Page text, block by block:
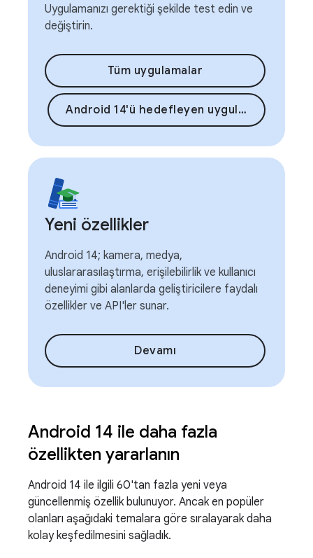
Uygulamanızı gerektiği şekilde test edin ve
değiştirin.
Tüm uygulamalar
Android 14'ü hedefleyen uygulamalar
Yeni özellikler
Android 14; kamera, medya,
uluslararasılaştırma, erişilebilirlik ve kullanıcı
deneyimi gibi alanlarda geliştiricilere faydalı
özellikler ve API'ler sunar.
Devamı
Android 14 ile daha fazla
özellikten yararlanın
Android 14 ile ilgili 60'tan fazla yeni veya
güncellenmiş özellik bulunuyor. Ancak en popüler
olanları aşağıdaki temalara göre sıralayarak daha
kolay keşfedilmesini sağladık.